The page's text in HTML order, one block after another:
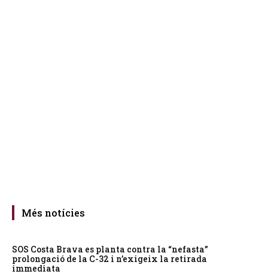
Més notícies
SOS Costa Brava es planta contra la “nefasta”
prolongació de la C-32 i n’exigeix la retirada
immediata